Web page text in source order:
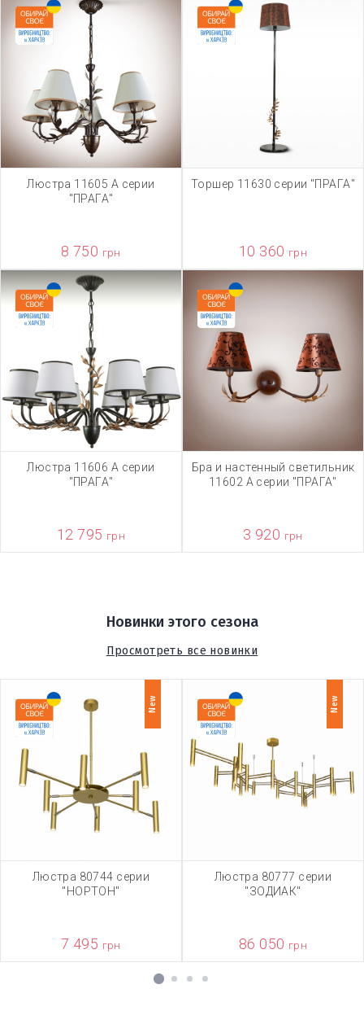
Люстра 11605 А серии
"ПРАГА"
8 750 грн
Торшер 11630 серии "ПРАГА"
10 360 грн
Люстра 11606 А серии
"ПРАГА"
12 795 грн
Бра и настенный светильник
11602 А серии "ПРАГА"
3 920 грн
Новинки этого сезона
Просмотреть все новинки
New
Люстра 80744 серии
"НОРТОН"
7 495 грн
New
Люстра 80777 серии
"ЗОДИАК"
86 050 грн
1 2 3 4